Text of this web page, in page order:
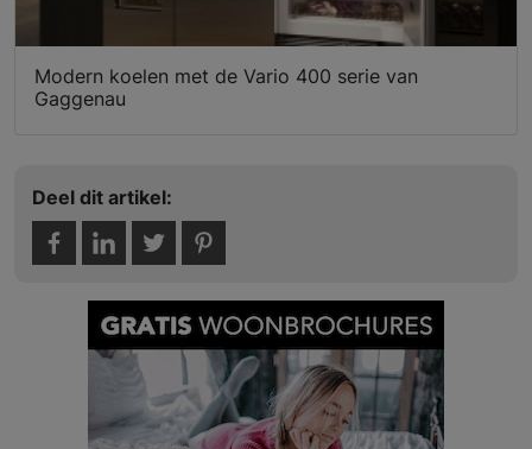
Modern koelen met de Vario 400 serie van
Gaggenau
Deel dit artikel: